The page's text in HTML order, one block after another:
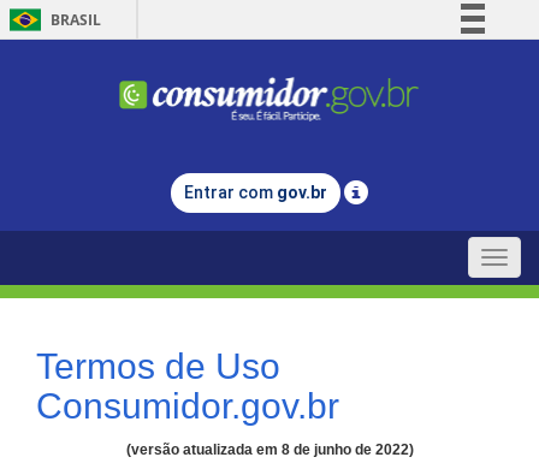
BRASIL
Comunica BR
Legislação
Entrar com gov.br
Toggle
Termos de Uso
Consumidor.gov.br
(versão atualizada em 8 de junho de 2022)